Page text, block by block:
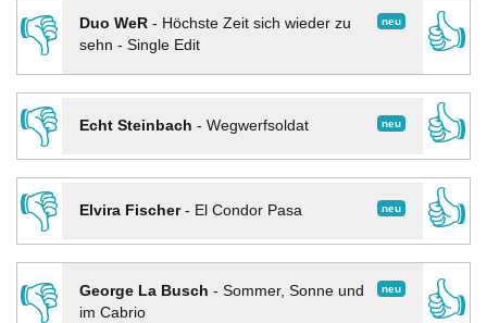
👎
neu
Duo WeR- Höchste Zeit sich wieder zu
sehn - Single Edit
👍
👎
neu
Echt Steinbach - Wegwerfsoldat
👍
👎
neu
Elvira Fischer- El Condor Pasa
👍
👎
neu
George La Busch - Sommer, Sonne und
im Cabrio
👍